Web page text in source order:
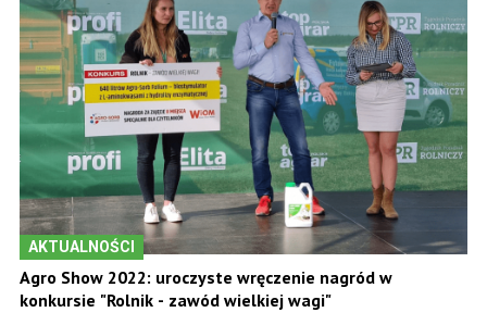
AKTUALNOŚCI
Agro Show 2022: uroczyste wręczenie nagród w
konkursie "Rolnik - zawód wielkiej wagi"